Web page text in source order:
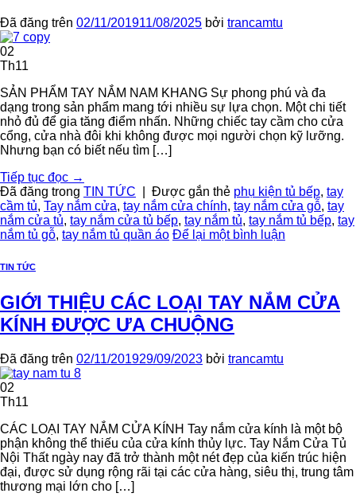
Đã đăng trên 02/11/201911/08/2025 bởi trancamtu
02
Th11
SẢN PHẨM TAY NẮM NAM KHANG Sự phong phú và đa
dạng trong sản phẩm mang tới nhiều sự lựa chọn. Một chi tiết
nhỏ đủ để gia tăng điểm nhấn. Những chiếc tay cầm cho cửa
cổng, cửa nhà đôi khi không được mọi người chọn kỹ lưỡng.
Nhưng bạn có biết nếu tìm […]
Tiếp tục đọc →
Đã đăng trong TIN TỨC Được gắn thẻ phụ kiện tủ bếp, tay
cầm tủ, Tay nắm cửa, tay nắm cửa chính, tay nắm cửa gỗ, tay
nắm cửa tủ, tay nắm cửa tủ bếp, tay nắm tủ, tay nắm tủ bếp, tay
nắm tủ gỗ, tay nắm tủ quần áo Để lại một bình luận
TIN TỨC
GIỚI THIỆU CÁC LOẠI TAY NẮM CỬA
KÍNH ĐƯỢC ƯA CHUỘNG
Đã đăng trên 02/11/201929/09/2023 bởi trancamtu
02
Th11
CÁC LOẠI TAY NẮM CỬA KÍNH Tay nắm cửa kính là một bộ
phận không thể thiếu của cửa kính thủy lực. Tay Nắm Cửa Tủ
Nội Thất ngày nay đã trở thành một nét đẹp của kiến trúc hiện
đại, được sử dụng rộng rãi tại các cửa hàng, siêu thị, trung tâm
thương mại lớn cho […]